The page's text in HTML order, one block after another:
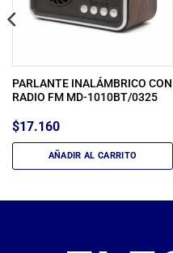
PARLANTE INALÁMBRICO CON
RADIO FM MD-1010BT/0325
$17.160
AÑADIR AL CARRITO